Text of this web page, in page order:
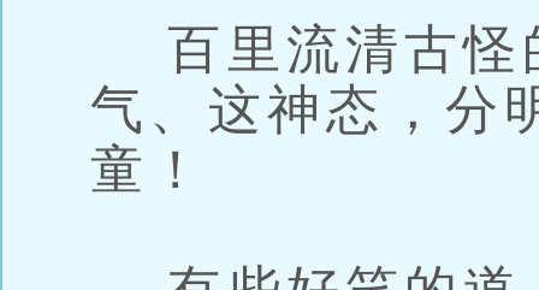
百里流清古怪
气、这神态，分
童！